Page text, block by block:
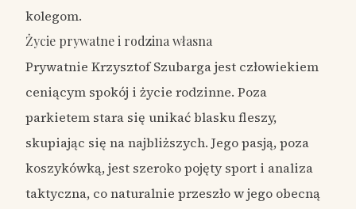
kolegom.
Życie prywatne i rodzina własna
Prywatnie Krzysztof Szubarga jest człowiekiem
ceniącym spokój i życie rodzinne. Poza
parkietem stara się unikać blasku fleszy,
skupiając się na najbliższych. Jego pasją, poza
koszykówką, jest szeroko pojęty sport i analiza
taktyczna, co naturalnie przeszło w jego obecną